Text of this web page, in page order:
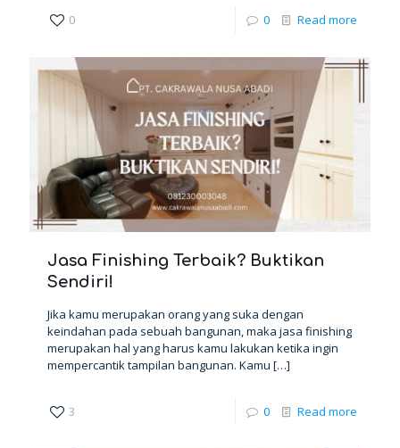
0 0 Read more
Jasa Finishing Terbaik? Buktikan
Sendiri!
Jika kamu merupakan orang yang suka dengan
keindahan pada sebuah bangunan, maka jasa finishing
merupakan hal yang harus kamu lakukan ketika ingin
mempercantik tampilan bangunan. Kamu […]
3 0 Read more